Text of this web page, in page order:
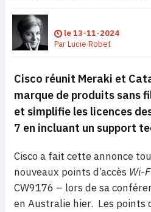
le13-11-2024
ParLucie Robet
Cisco réunit Meraki et
marque de produits sans
et simplifie les licences
7 en incluant un support
Cisco a fait cette annonce
nouveaux points d’accès Wi-
CW9176 – lors de sa
en Australie hier. Les points